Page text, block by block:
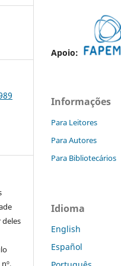
Apoio:
Informações
Para Leitores
Para Autores
Para Bibliotecários
Idioma
English
Español